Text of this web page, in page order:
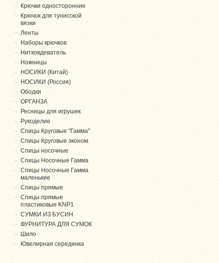
Крючки односторонние
Крючок для тунисской
вязки
Ленты
Наборы крючков
Нитковдеватель
Ножницы
НОСИКИ (Китай)
НОСИКИ (Россия)
Ободки
ОРГАНЗА
Ресницы для игрушек
Рукоделие
Спицы Круговые "Гамма"
Спицы Круговые эконом.
Спицы носочные
Спицы Носочные Гамма
Спицы Носочные Гамма
маленькие
Спицы прямые
Спицы прямые
пластиковые KNP1
СУМКИ ИЗ БУСИН
ФУРНИТУРА ДЛЯ СУМОК
Шило
Ювелирная серединка